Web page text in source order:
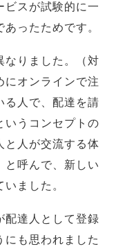
ビスが試験的に一
ったためです。
なりました。（対
にオンラインで注
る人で、配達を請
いうコンセプトの
と人が交流する体
と呼んで、新しい
ました。
配達人として登録
にも思われました